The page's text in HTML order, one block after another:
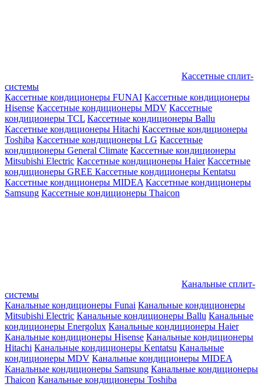
Кассетные сплит-
системы
Кассетные кондиционеры FUNAI Кассетные кондиционеры
Hisense Кассетные кондиционеры MDV Кассетные
кондиционеры TCL Кассетные кондиционеры Ballu
Кассетные кондиционеры Hitachi Кассетные кондиционеры
Toshiba Кассетные кондиционеры LG Кассетные
кондиционеры General Climate Кассетные кондиционеры
Mitsubishi Electric Кассетные кондиционеры Haier Кассетные
кондиционеры GREE Кассетные кондиционеры Kentatsu
Кассетные кондиционеры MIDEA Кассетные кондиционеры
Samsung Кассетные кондиционеры Thaicon
Канальные сплит-
системы
Канальные кондиционеры Funai Канальные кондиционеры
Mitsubishi Electric Канальные кондиционеры Ballu Канальные
кондиционеры Energolux Канальные кондиционеры Haier
Канальные кондиционеры Hisense Канальные кондиционеры
Hitachi Канальные кондиционеры Kentatsu Канальные
кондиционеры MDV Канальные кондиционеры MIDEA
Канальные кондиционеры Samsung Канальные кондиционеры
Thaicon Канальные кондиционеры Toshiba